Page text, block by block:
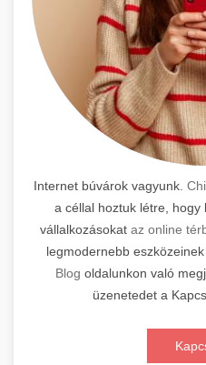
Internet búvárok vagyunk.
a céllal hoztuk létre,
vállalkozásokat az online
legmodernebb
Blog oldalunkon való
üzenetedet a